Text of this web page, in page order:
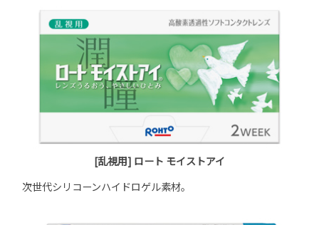
[乱視用] ロート モイストアイ
次世代シリコーンハイドロゲル素材。